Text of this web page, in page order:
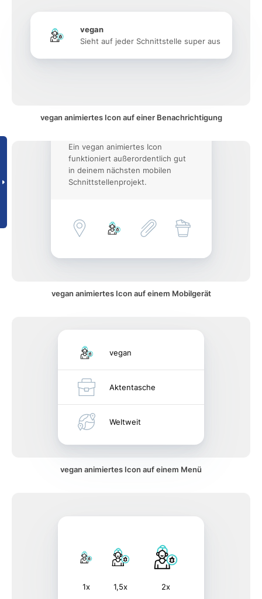
vegan
Sieht auf jeder Schnittstelle super aus
vegan animiertes Icon auf einer Benachrichtigung
Ein vegan animiertes Icon
funktioniert außerordentlich gut
in deinem nächsten mobilen
Schnittstellenprojekt.
vegan animiertes Icon auf einem Mobilgerät
vegan
Aktentasche
Weltweit
vegan animiertes Icon auf einem Menü
1x 1,5x 2x